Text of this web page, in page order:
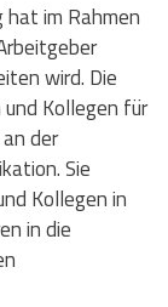
hat im Rahmen
wird. Die
Kollegen für
der
Sie
Kollegen in
in die